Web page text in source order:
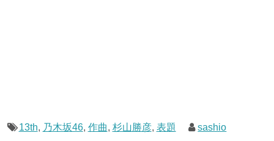
13th, 乃木坂46, 作曲, 杉山勝彦, 表題 sashio